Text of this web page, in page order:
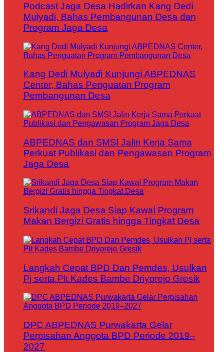
Podcast Jaga Desa Hadirkan Kang Dedi
Mulyadi, Bahas Pembangunan Desa dan
Program Jaga Desa
Kang Dedi Mulyadi Kunjungi ABPEDNAS
Center, Bahas Penguatan Program
Pembangunan Desa
ABPEDNAS dan SMSI Jalin Kerja Sama
Perkuat Publikasi dan Pengawasan Program
Jaga Desa
Srikandi Jaga Desa Siap Kawal Program
Makan Bergizi Gratis hingga Tingkat Desa
Langkah Cepat BPD Dan Pemdes, Usulkan
Pj serta Plt Kades Bambe Driyorejo Gresik
DPC ABPEDNAS Purwakarta Gelar
Perpisahan Anggota BPD Periode 2019–
2027